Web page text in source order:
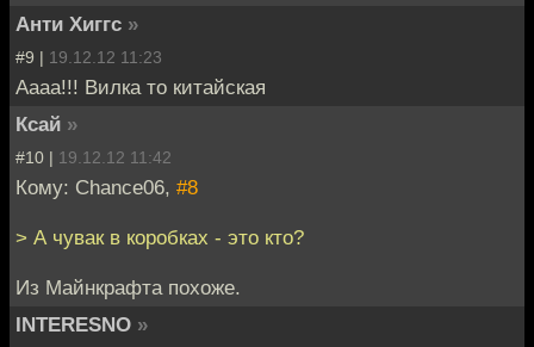
Анти Хиггс »
#9 | 19.12.12 11:23
Аааа!!! Вилка то китайская
Ксай »
#10 | 19.12.12 11:42
Кому: Chance06, #8
> А чувак в коробках - это кто?
Из Майнкрафта похоже.
INTERESNO »